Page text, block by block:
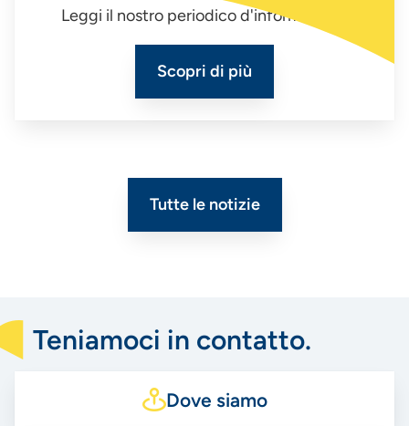
Leggi il nostro periodico d'informazione
Scopri di più
Tutte le notizie
Teniamoci in contatto.
Dove siamo